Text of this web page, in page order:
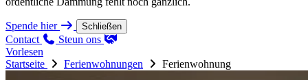
Spende hier Schließen
Contact
Steun ons
Vorlesen
Startseite
Ferienwohnungen Ferienwohnung